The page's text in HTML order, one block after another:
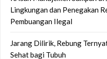
Lingkungan dan Penegakan
Pembuangan Ilegal
Jarang Dilirik, Rebung
Sehat bagi Tubuh